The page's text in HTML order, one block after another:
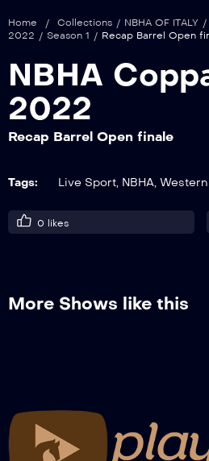
Coppa Italia
Home / Collections / NBHA OF ITALY /
2022 / Season 1 / Recap Barrel Open
NBHA
2022
Recap Barrel Open finale
Tags: Live Sport, NBHA, Western
0 likes
More Shows like this